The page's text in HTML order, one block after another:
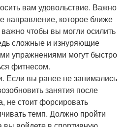
вам удовольствие. Важно
направление, которое ближе
чтобы вы могли осилить
сложные и изнуряющие
упражнениями могут быстро
фитнесом.
Если вы ранее не занимались
занятия после
не стоит форсировать
темп. Должно пройти